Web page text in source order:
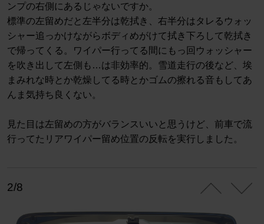
ンプの右側にあるじゃないですか。
標準の左留めだと左半分は乾拭き、右半分はタレるウォッ
シャー追っかけながらボディめがけて拭き下ろして乾拭き
で帰ってくる。ワイパー行ってる間にもっ回ウォッシャー
を吹き出して左側も…は非効率的。雪道走行の後など、埃
まみれな時とか乾燥してる時とかゴムの擦れる音もしてあ
んま気持ち良くない。
見た目は左留めの方がバランスいいと思うけど、前車で流
行ってたリアワイパー留め位置の反転を実行しました。
2/8